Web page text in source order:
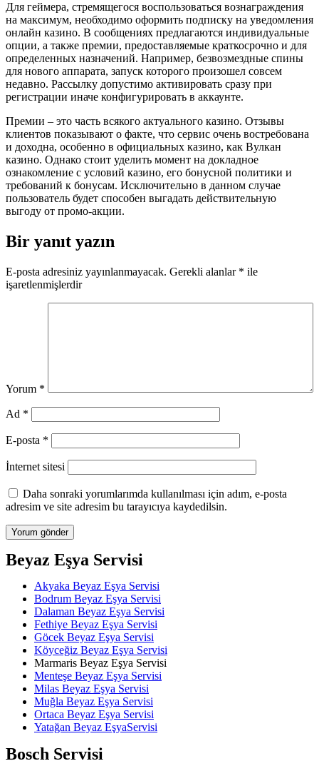
Для геймера, стремящегося воспользоваться вознаграждения
на максимум, необходимо оформить подписку на уведомления
онлайн казино. В сообщениях предлагаются индивидуальные
опции, а также премии, предоставляемые краткосрочно и для
определенных назначений. Например, безвозмездные спины
для нового аппарата, запуск которого произошел совсем
недавно. Рассылку допустимо активировать сразу при
регистрации иначе конфигурировать в аккаунте.
Премии – это часть всякого актуального казино. Отзывы
клиентов показывают о факте, что сервис очень востребована
и доходна, особенно в официальных казино, как Вулкан
казино. Однако стоит уделить момент на докладное
ознакомление с условий казино, его бонусной политики и
требований к бонусам. Исключительно в данном случае
пользователь будет способен выгадать действительную
выгоду от промо-акции.
Bir yanıt yazın
E-posta adresiniz yayınlanmayacak. Gerekli alanlar * ile
işaretlenmişlerdir
Yorum *
Ad *
E-posta *
İnternet sitesi
Daha sonraki yorumlarımda kullanılması için adım, e-posta
adresim ve site adresim bu tarayıcıya kaydedilsin.
Beyaz Eşya Servisi
Akyaka Beyaz Eşya Servisi
Bodrum Beyaz Eşya Servisi
Dalaman Beyaz Eşya Servisi
Fethiye Beyaz Eşya Servisi
Göcek Beyaz Eşya Servisi
Köyceğiz Beyaz Eşya Servisi
Marmaris Beyaz Eşya Servisi
Menteşe Beyaz Eşya Servisi
Milas Beyaz Eşya Servisi
Muğla Beyaz Eşya Servisi
Ortaca Beyaz Eşya Servisi
Yatağan Beyaz EşyaServisi
Bosch Servisi